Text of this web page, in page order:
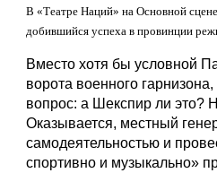
В «Театре Наций» на Основной
добившийся успеха в провинции
Вместо хотя бы условной
ворота военного
вопрос: а Шекспир ли это?
Оказывается, местный
самодеятельностью и
спортивно и музыкально»